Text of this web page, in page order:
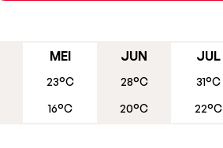
MEI
23°C
16°C
JUN
28°C
20°C
JUL
31°C
22°C